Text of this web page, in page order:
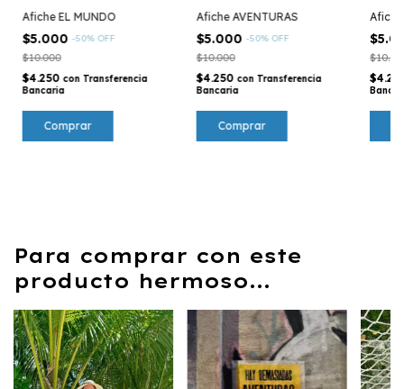
Afiche EL MUNDO
$5.000 -50% OFF
$10.000
$4.250 con Transferencia
Bancaria
Afiche AVENTURAS
$5.000 -50% OFF
$10.000
$4.250 con Transferencia
Bancaria
Afiche
Para comprar con este
producto hermoso...